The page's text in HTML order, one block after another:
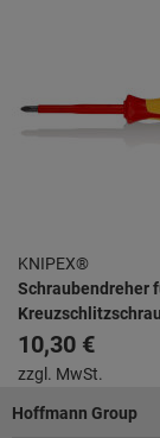
KNIPEX®
Schraubendreher
Phillips®
VDE-geprüft
10,30 €
zzgl. MwSt.
Fußzeile
Hoffmann Group